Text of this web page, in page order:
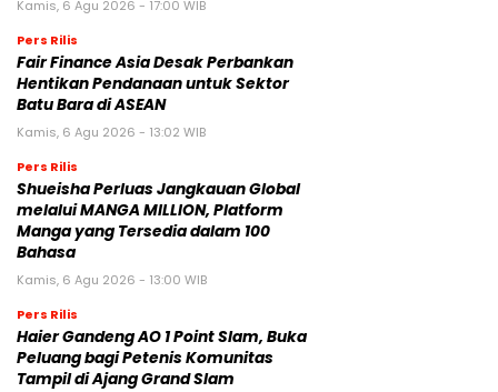
Kamis, 6 Agu 2026 - 17:00 WIB
Pers Rilis
Fair Finance Asia Desak Perbankan
Hentikan Pendanaan untuk Sektor
Batu Bara di ASEAN
Kamis, 6 Agu 2026 - 13:02 WIB
Pers Rilis
Shueisha Perluas Jangkauan Global
melalui MANGA MILLION, Platform
Manga yang Tersedia dalam 100
Bahasa
Kamis, 6 Agu 2026 - 13:00 WIB
Pers Rilis
Haier Gandeng AO 1 Point Slam, Buka
Peluang bagi Petenis Komunitas
Tampil di Ajang Grand Slam